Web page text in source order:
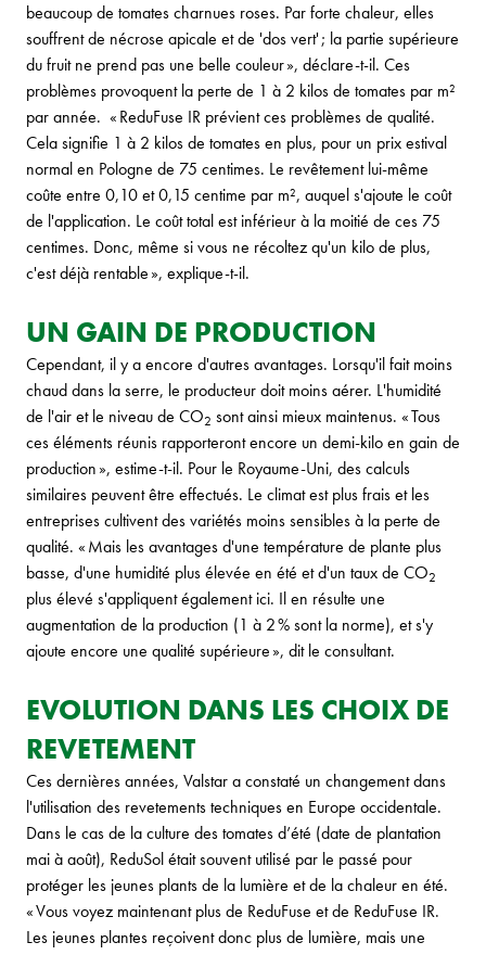
beaucoup de tomates charnues roses. Par forte chaleur, elles
souffrent de nécrose apicale et de 'dos vert' ; la partie supérieure
du fruit ne prend pas une belle couleur », déclare-t-il. Ces
problèmes provoquent la perte de 1 à 2 kilos de tomates par m²
par année. « ReduFuse IR prévient ces problèmes de qualité.
Cela signifie 1 à 2 kilos de tomates en plus, pour un prix estival
normal en Pologne de 75 centimes. Le revêtement lui-même
coûte entre 0,10 et 0,15 centime par m², auquel s'ajoute le coût
de l'application. Le coût total est inférieur à la moitié de ces 75
centimes. Donc, même si vous ne récoltez qu'un kilo de plus,
c'est déjà rentable », explique-t-il.
UN GAIN DE PRODUCTION
Cependant, il y a encore d'autres avantages. Lorsqu'il fait moins
chaud dans la serre, le producteur doit moins aérer. L'humidité
de l'air et le niveau de CO2 sont ainsi mieux maintenus. « Tous
ces éléments réunis rapporteront encore un demi-kilo en gain de
production », estime-t-il. Pour le Royaume-Uni, des calculs
similaires peuvent être effectués. Le climat est plus frais et les
entreprises cultivent des variétés moins sensibles à la perte de
qualité. « Mais les avantages d'une température de plante plus
basse, d'une humidité plus élevée en été et d'un taux de CO2
plus élevé s'appliquent également ici. Il en résulte une
augmentation de la production (1 à 2 % sont la norme), et s'y
ajoute encore une qualité supérieure », dit le consultant.
EVOLUTION DANS LES CHOIX DE
REVETEMENT
Ces dernières années, Valstar a constaté un changement dans
l'utilisation des revetements techniques en Europe occidentale.
Dans le cas de la culture des tomates d’été (date de plantation
mai à août), ReduSol était souvent utilisé par le passé pour
protéger les jeunes plants de la lumière et de la chaleur en été.
« Vous voyez maintenant plus de ReduFuse et de ReduFuse IR.
Les jeunes plantes reçoivent donc plus de lumière, mais une